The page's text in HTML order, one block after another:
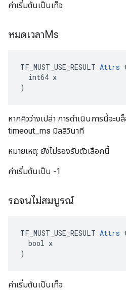
ค่าเริ่มต้นเป็นเท็จ
หมดเวลาMs
TF_MUST_USE_RESULT Attrs
  int64 x
)
หากคิวว่างเปล่า การดำเนินการนี้จะบ
timeout_ms มิลลิวินาที
หมายเหตุ: ยังไม่รองรับตัวเลือกนี้
ค่าเริ่มต้นเป็น -1
รอจนไม่สมบูรณ์
TF_MUST_USE_RESULT Attrs
  bool x
)
ค่าเริ่มต้นเป็นเท็จ